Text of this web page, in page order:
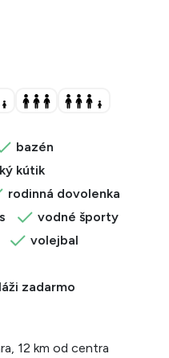
bazén
kútik
rodinná dovolenka
vodné športy
volejbal
zadarmo
12 km od centra